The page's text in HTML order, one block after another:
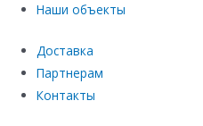
Наши объекты
Доставка
Партнерам
Контакты